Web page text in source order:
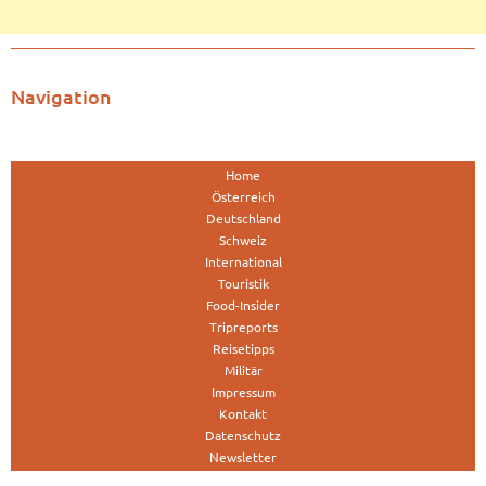
Navigation
Home
Österreich
Deutschland
Schweiz
International
Touristik
Food-Insider
Tripreports
Reisetipps
Militär
Impressum
Kontakt
Datenschutz
Newsletter